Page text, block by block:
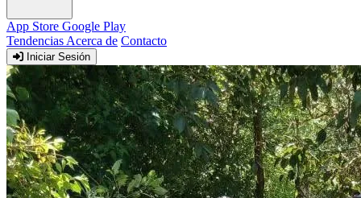
App Store Google Play
Tendencias Acerca de Contacto
Iniciar Sesión